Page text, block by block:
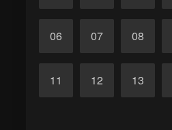
06 07 08
11 12 13